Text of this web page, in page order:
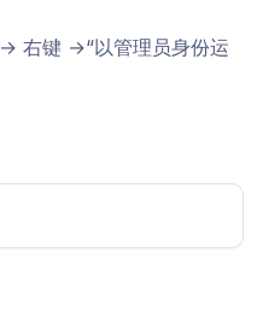
→ 右键 →“以管理员身份运